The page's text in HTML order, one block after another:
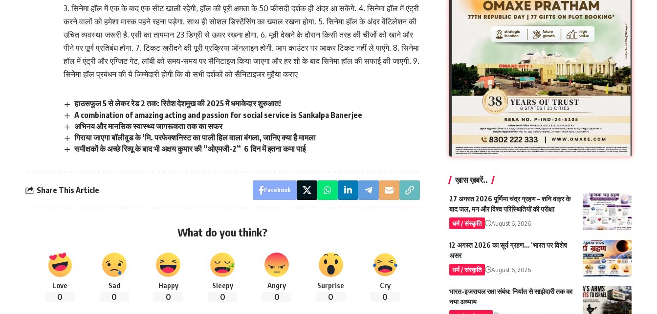
3. सिनेमा हॉल में एक के बाद एक सीट खाली रहेगी, हॉल की पूरी क्षमता के 50 फीसदी दर्शक ही अंदर आ सकेंगे. 4. सिनेमा हॉल में एंट्री
करने वालों को हमेशा मास्क पहने रहना पड़ेगा. साथ ही सोशल डिस्टेंसिंग का ख्याल रखना होगा. 5. सिनेमा हॉल के अंदर वेंटिलेशन की
उचित व्यवस्था जरूरी है. एसी का तापमान 23 डिग्री से ऊपर रखना होगा. 6. मूवी देखने के दौरान किसी तरह की चीजों को खाने और
पीने पर पूर्ण प्रतिबंध होगा. 7. टिकट खरीदने की पूरी प्रक्रिया ऑनलाइन होगी. आप काउंटर पर आकर टिकट नहीं ले पाएंगे. 8. सिनेमा
हॉल में एंट्री और एग्जिट गेट, लॉबी को समय-समय पर सैनिटाइज किया जाएगा और हर शो के बाद सिनेमा हॉल की सफाई की जाएगी. 9.
सिनेमा हॉल प्रबंधन की ये जिम्मेदारी होगी कि वो सभी दर्शकों को सैनिटाइजर मुहैया कराए
हाउसफुल 5 से लेकर रेड 2 तक: रितेश देशमुख की 2025 में धमाकेदार शुरुआत!
A combination of amazing acting and passion for social service is Sankalpa Banerjee
अभिनय और मानसिक स्वास्थ्य जागरूकता तक का सफर
गिराया जाएगा बॉलीवुड के ‘मि. परफेक्शनिस्ट का पाली हिल वाला बंगला, जानिए क्या है मामला
समीक्षकों के अच्छे रिव्यू के बाद भी अक्षय कुमार की “ओएमजी-2” 6 दिन में इतना कमा पाई
Share This Article Facebook
What do you think?
Love
0
Sad
0
Happy
0
Sleepy
0
Angry
0
Surprise
0
Cry
0
ख़ास ख़बरें..
27 अगस्त 2026 पूर्णिमा चंद्र ग्रहण – शनि वक्र के
बाद जल, मन और विश्व परिस्थितियों की परीक्षा
धर्म / संस्कृति August 6, 2026
12 अगस्त 2026 का सूर्य ग्रहण… ‘भारत पर विशेष
असर
धर्म / संस्कृति August 6, 2026
भारत-इजरायल रक्षा संबंध: निर्यात से साझेदारी तक का
नया अध्याय